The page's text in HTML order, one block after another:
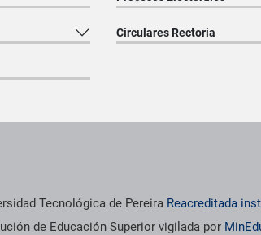
Circulares Rectoria
institucional
Tecnológica de Pereira Reacreditada
de Educación Superior vigilada por